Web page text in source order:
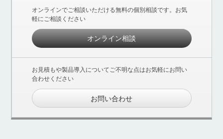
オンラインでご相談いただける無料の個別相談です。お気
軽にご相談ください
オンライン相談
お見積もや製品導入についてご不明な点はお気軽にお問い
合わせください
お問い合わせ